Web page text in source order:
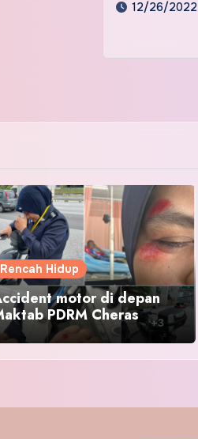
12/26/2022
Rencah Hidup
motor di depan
PDRM Cheras